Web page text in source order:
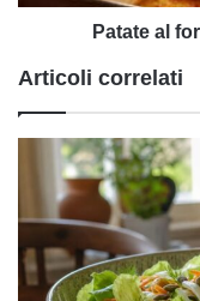
Patate al
Articoli correlati